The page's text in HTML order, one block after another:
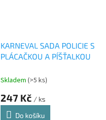
KARNEVAL SADA POLICIE S
PLÁCAČKOU A PÍŠŤALKOU
Skladem (>5 ks)
247 Kč / ks
Do košíku